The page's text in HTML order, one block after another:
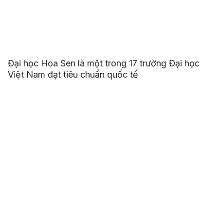
Đại học Hoa Sen là một trong 17 trường Đại học
Việt Nam đạt tiêu chuẩn quốc tế